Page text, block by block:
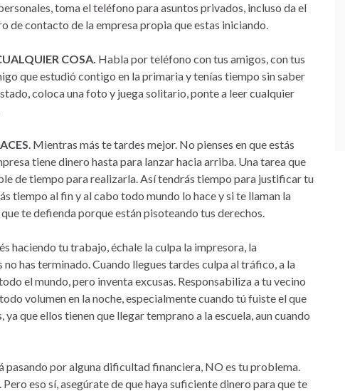
toma el teléfono para asuntos privados, incluso da el
de contacto de la empresa propia que estas iniciando.
COSA. Habla por teléfono con tus amigos, con tus
que estudió contigo en la primaria y tenías tiempo sin saber
coloca una foto y juega solitario, ponte a leer cualquier
. Mientras más te tardes mejor. No pienses en que estás
tiene dinero hasta para lanzar hacia arriba. Una tarea que
de tiempo para realizarla. Así tendrás tiempo para justificar tu
tiempo al fin y al cabo todo mundo lo hace y si te llaman la
te defienda porque están pisoteando tus derechos.
haciendo tu trabajo, échale la culpa la impresora, la
has terminado. Cuando llegues tardes culpa al tráfico, a la
el mundo, pero inventa excusas. Responsabiliza a tu vecino
volumen en la noche, especialmente cuando tú fuiste el que
que ellos tienen que llegar temprano a la escuela, aun cuando
pasando por alguna dificultad financiera, NO es tu problema.
eso sí, asegúrate de que haya suficiente dinero para que te